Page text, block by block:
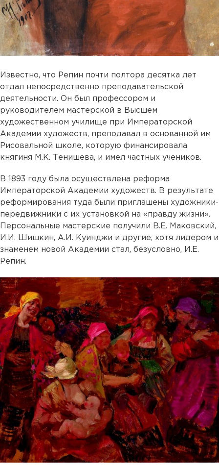
Известно, что Репин почти полтора десятка лет
отдал непосредственно преподавательской
деятельности. Он был профессором и
руководителем мастерской в Высшем
художественном училище при Императорской
Академии художеств, преподавал в основанной им
Рисовальной школе, которую финансировала
княгиня М.К. Тенишева, и имел частных учеников.
В 1893 году была осуществлена реформа
Императорской Академии художеств. В результате
реформирования туда были приглашены художники-
передвижники с их установкой на «правду жизни».
Персональные мастерские получили В.Е. Маковский,
И.И. Шишкин, А.И. Куинджи и другие, хотя лидером и
знаменем новой Академии стал, безусловно, И.Е.
Репин.